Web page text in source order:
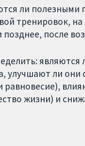
ли
тренировок,
позднее, после
улучшают ли
жизни) и